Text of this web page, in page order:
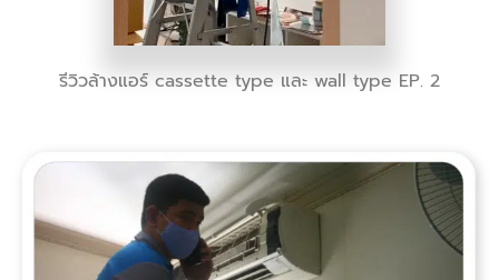
รีวิวล้างแอร์ cassette type และ wall type EP. 2